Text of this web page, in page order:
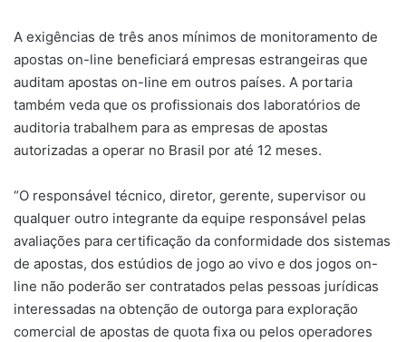
A exigências de três anos mínimos de monitoramento de
apostas on-line beneficiará empresas estrangeiras que
auditam apostas on-line em outros países. A portaria
também veda que os profissionais dos laboratórios de
auditoria trabalhem para as empresas de apostas
autorizadas a operar no Brasil por até 12 meses.
“O responsável técnico, diretor, gerente, supervisor ou
qualquer outro integrante da equipe responsável pelas
avaliações para certificação da conformidade dos sistemas
de apostas, dos estúdios de jogo ao vivo e dos jogos on-
line não poderão ser contratados pelas pessoas jurídicas
interessadas na obtenção de outorga para exploração
comercial de apostas de quota fixa ou pelos operadores